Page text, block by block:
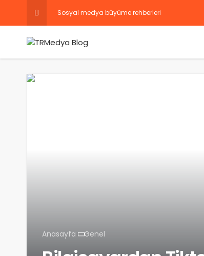
Sosyal medya büyüme rehberleri
Anasayfa Genel